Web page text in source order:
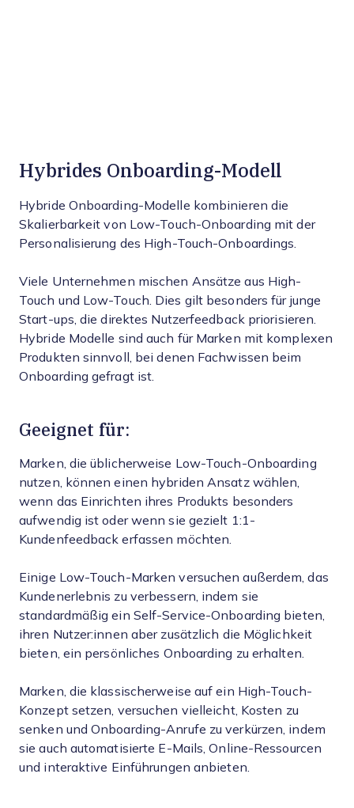
Hybrides Onboarding-Modell
Hybride Onboarding-Modelle kombinieren die
Skalierbarkeit von Low-Touch-Onboarding mit der
Personalisierung des High-Touch-Onboardings.
Viele Unternehmen mischen Ansätze aus High-
Touch und Low-Touch. Dies gilt besonders für junge
Start-ups, die direktes Nutzerfeedback priorisieren.
Hybride Modelle sind auch für Marken mit komplexen
Produkten sinnvoll, bei denen Fachwissen beim
Onboarding gefragt ist.
Geeignet für:
Marken, die üblicherweise Low-Touch-Onboarding
nutzen, können einen hybriden Ansatz wählen,
wenn das Einrichten ihres Produkts besonders
aufwendig ist oder wenn sie gezielt 1:1-
Kundenfeedback erfassen möchten.
Einige Low-Touch-Marken versuchen außerdem, das
Kundenerlebnis zu verbessern, indem sie
standardmäßig ein Self-Service-Onboarding bieten,
ihren Nutzer:innen aber zusätzlich die Möglichkeit
bieten, ein persönliches Onboarding zu erhalten.
Marken, die klassischerweise auf ein High-Touch-
Konzept setzen, versuchen vielleicht, Kosten zu
senken und Onboarding-Anrufe zu verkürzen, indem
sie auch automatisierte E-Mails, Online-Ressourcen
und interaktive Einführungen anbieten.